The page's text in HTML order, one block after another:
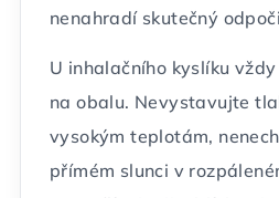
nenahradí skutečný
U inhalačního kyslíku
na obalu. Nevystavujte
vysokým teplotám,
přímém slunci v